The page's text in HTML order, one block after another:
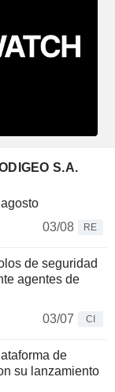
S.A.
03/08
RE
de seguridad
agentes de
03/07
CI
de
su lanzamiento